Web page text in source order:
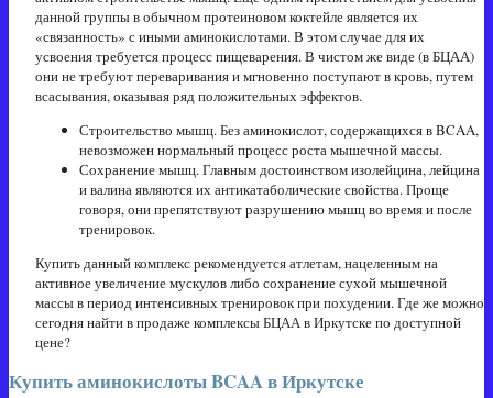
данной группы в обычном протеиновом коктейле является их
«связанность» с иными аминокислотами. В этом случае для их
усвоения требуется процесс пищеварения. В чистом же виде (в БЦАА)
они не требуют переваривания и мгновенно поступают в кровь, путем
всасывания, оказывая ряд положительных эффектов.
Строительство мышц. Без аминокислот, содержащихся в BCAA,
невозможен нормальный процесс роста мышечной массы.
Сохранение мышц. Главным достоинством изолейцина, лейцина
и валина являются их антикатаболические свойства. Проще
говоря, они препятствуют разрушению мышц во время и после
тренировок.
Купить данный комплекс рекомендуется атлетам, нацеленным на
активное увеличение мускулов либо сохранение сухой мышечной
массы в период интенсивных тренировок при похудении. Где же можно
сегодня найти в продаже комплексы БЦАА в Иркутске по доступной
цене?
Купить аминокислоты BCAA в Иркутске